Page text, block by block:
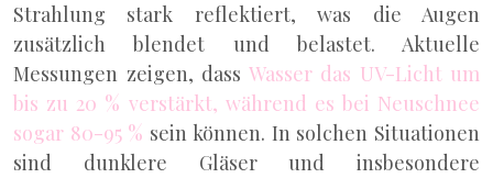
Strahlung stark reflektiert, was die Augen
zusätzlich blendet und belastet. Aktuelle
Messungen zeigen, dass Wasser das UV-Licht um
bis zu 20 % verstärkt, während es bei Neuschnee
sogar 80-95 % sein können. In solchen Situationen
sind dunklere Gläser und insbesondere